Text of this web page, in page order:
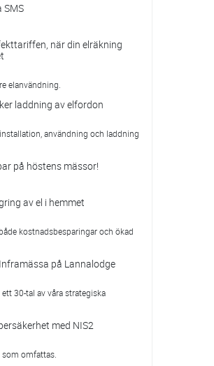
SMS
när din elräkning
elanvändning.
laddning av elfordon
användning och laddning
på höstens mässor!
av el i hemmet
kostnadsbesparingar och ökad
på Lannalodge
30-tal av våra strategiska
med NIS2
omfattas.